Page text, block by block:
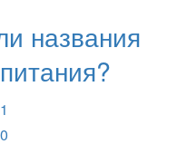
названия